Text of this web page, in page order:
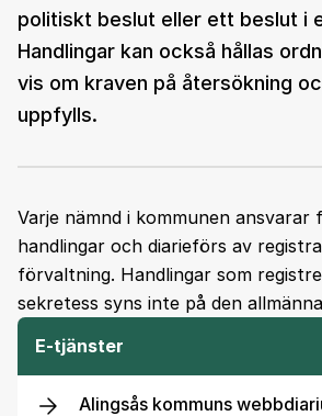
politiskt beslut eller ett beslut i
Handlingar kan också hållas
vis om kraven på återsökning
uppfylls.
Varje nämnd i kommunen ansvarar
handlingar och diarieförs av
förvaltning. Handlingar som
sekretess syns inte på den
E-tjänster
Alingsås kommuns